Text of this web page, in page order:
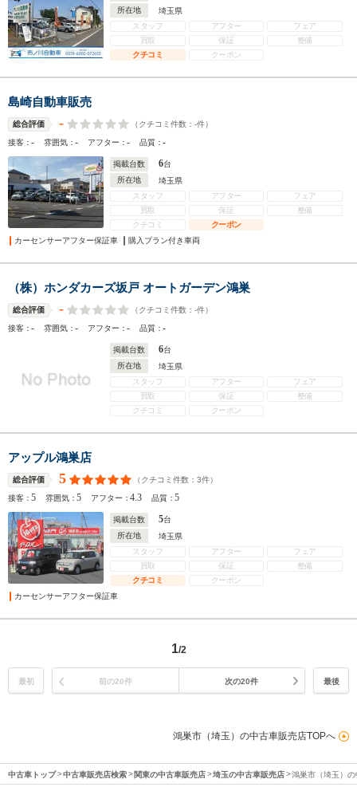
所在地
埼玉県
スタッフ
アフター
フェア
買取
保証
整備
クチコミ
クーポン
島崎自動車販売
総合評価 - （クチコミ件数： -件）
接客：- 雰囲気：- アフター：- 品質：-
掲載台数 6台
所在地
埼玉県
スタッフ
アフター
フェア
買取
保証
整備
クチコミ
クーポン
カーセンサーアフター保証車
購入プラン付き車両
（株）ホンダカーズ坂戸 オートガーデン鴻巣
総合評価 - （クチコミ件数： -件）
接客：- 雰囲気：- アフター：- 品質：-
掲載台数 6台
所在地
埼玉県
スタッフ
アフター
フェア
買取
保証
整備
クチコミ
クーポン
アップル鴻巣店
総合評価 5 （クチコミ件数： 3件）
接客：5 雰囲気：5 アフター：4.3 品質：5
掲載台数 5台
所在地
埼玉県
スタッフ
アフター
フェア
買取
保証
整備
クチコミ
クーポン
カーセンサーアフター保証車
1/2
最初 前の20件 次の20件 最後
鴻巣市（埼玉）の中古車販売店TOPへ
中古車トップ 中古車販売店検索 関東の中古車販売店 埼玉の中古車販売店 鴻巣市（埼玉）